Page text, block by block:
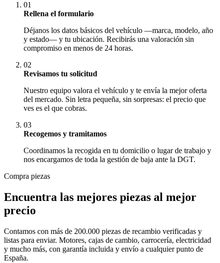
01
Rellena el formulario
Déjanos los datos básicos del vehículo —marca, modelo, año
y estado— y tu ubicación. Recibirás una valoración sin
compromiso en menos de 24 horas.
02
Revisamos tu solicitud
Nuestro equipo valora el vehículo y te envía la mejor oferta
del mercado. Sin letra pequeña, sin sorpresas: el precio que
ves es el que cobras.
03
Recogemos y tramitamos
Coordinamos la recogida en tu domicilio o lugar de trabajo y
nos encargamos de toda la gestión de baja ante la DGT.
Compra piezas
Encuentra las mejores piezas al mejor
precio
Contamos con más de 200.000 piezas de recambio verificadas y
listas para enviar. Motores, cajas de cambio, carrocería, electricidad
y mucho más, con garantía incluida y envío a cualquier punto de
España.